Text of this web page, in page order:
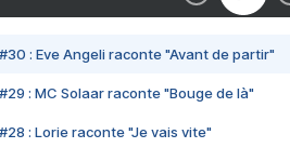
#30 : Eve Angeli raconte "Avant de partir"
#29 : MC Solaar raconte "Bouge de là"
#28 : Lorie raconte "Je vais vite"